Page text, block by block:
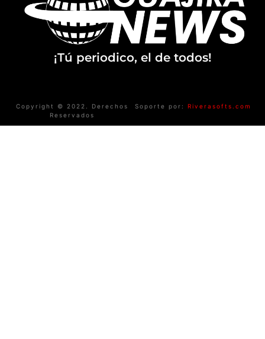
¡Tú periodico, el de todos!
Copyright © 2022. Derechos
Reservados
Soporte por: Riverasofts.com